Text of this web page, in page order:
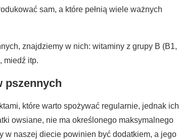
sam, a które pełnią wiele ważnych
znajdziemy w nich: witaminy z grupy B (B1,
miedź itp.
pszennych
które warto spożywać regularnie, jednak ich
owsiane, nie ma określonego maksymalnego
w naszej diecie powinien być dodatkiem, a jego